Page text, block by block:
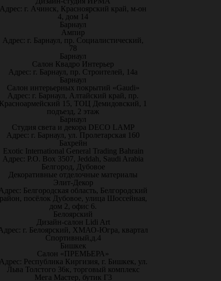
Адрес: г. Ачинск, Красноярский край, м-он
4, дом 14
Барнаул
Ампир
Адрес: г. Барнаул, пр. Социалистический,
78
Барнаул
Салон Квадро Интерьер
Адрес: г. Барнаул, пр. Строителей, 14а
Барнаул
Салон интерьерных покрытий «Gaudi»
Адрес: г. Барнаул, Алтайский край, пр.
15, ТОЦ Демидовский, 1
подъезд, 2 этаж
Барнаул
Студия света и декора DECO LAMP
Адрес: г. Барнаул, ул. Пролетарская 160
Бахрейн
Exotic International General Trading Bahrain
Адрес: P.O. Box 3507, Jeddah, Saudi Arabia
Белгород, Дубовое
Декоративные отделочные материалы
Элит-Декор
Белгородская область, Белгородский
посёлок Дубовое, улица Шоссейная,
дом 2, офис 6.
Белоярский
Дизайн-салон Lidi Art
г. Белоярский, ХМАО-Югра, квартал
Спортивный,д.4
Бишкек
Салон «ПРЕМЬЕРА»
Республика Киргизия, г. Бишкек, ул.
Льва Толстого 36к, торговый комплекс
Мега Мастер, бутик Г3